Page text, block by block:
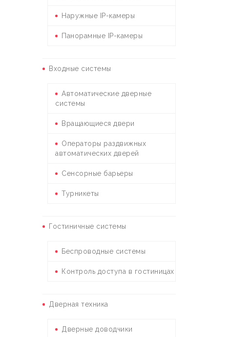
Наружные IP-камеры
Панорамные IP-камеры
Входные системы
Автоматические дверные
системы
Вращающиеся двери
Операторы раздвижных
автоматических дверей
Сенсорные барьеры
Турникеты
Гостиничные системы
Беспроводные системы
Контроль доступа в гостиницах
Дверная техника
Дверные доводчики